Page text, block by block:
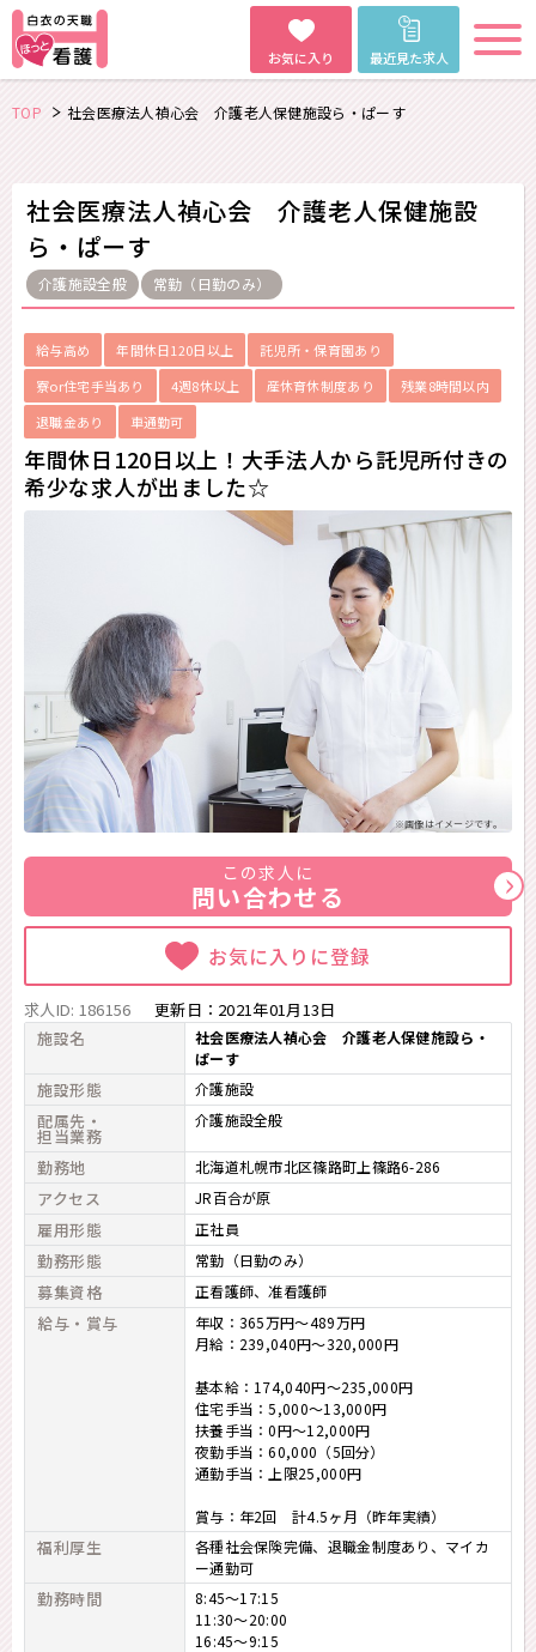
お気に入り 最近見た求人
TOP 社会医療法人禎心会 介護老人保健施設ら・ぱーす
社会医療法人禎心会 介護老人保健施設
ら・ぱーす
介護施設全般 常勤（日勤のみ）
給与高め 年間休日120日以上
託児所・保育園あり
寮or住宅手当あり
4週8休以上 産休育休制度あり
残業8時間以内
退職金あり
車通勤可
年間休日120日以上！大手法人から託児所付きの
希少な求人が出ました☆
※画像はイメージです。
この求人に
問い合わせる
お気に入りに登録
求人ID: 186156 更新日： 2021年01月13日
施設名
社会医療法人禎心会 介護老人保健施設ら・
ぱーす
施設形態 介護施設
配属先・
担当業務
介護施設全般
勤務地 北海道札幌市北区篠路町上篠路6-286
アクセス JR百合が原
雇用形態 正社員
勤務形態 常勤（日勤のみ）
募集資格 正看護師 准看護師
給与・賞与
年収：365万円～489万円
月給：239,040円～320,000円
基本給：174,040円～235,000円
住宅手当：5,000～13,000円
扶養手当：0円～12,000円
夜勤手当：60,000（5回分）
通勤手当：上限25,000円
賞与：年2回 計4.5ヶ月（昨年実績）
福利厚生
各種社会保険完備、退職金制度あり、マイカ
ー通勤可
勤務時間
8:45～17:15
11:30～20:00
16:45～9:15